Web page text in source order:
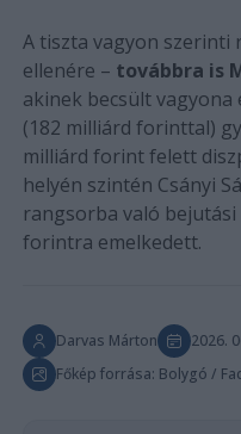
A tiszta vagyon szerinti
ellenére – továbbra is
akinek becsült vagyona
(182 milliárd forinttal)
milliárd forint felett
helyén szintén Csányi
rangsorba való
forintra emelkedett.
Darvas Márton
2026.
Főkép forrása: Bolygó /